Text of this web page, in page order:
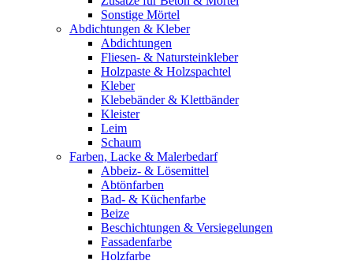
Sonstige Mörtel
Abdichtungen & Kleber
Abdichtungen
Fliesen- & Natursteinkleber
Holzpaste & Holzspachtel
Kleber
Klebebänder & Klettbänder
Kleister
Leim
Schaum
Farben, Lacke & Malerbedarf
Abbeiz- & Lösemittel
Abtönfarben
Bad- & Küchenfarbe
Beize
Beschichtungen & Versiegelungen
Fassadenfarbe
Holzfarbe